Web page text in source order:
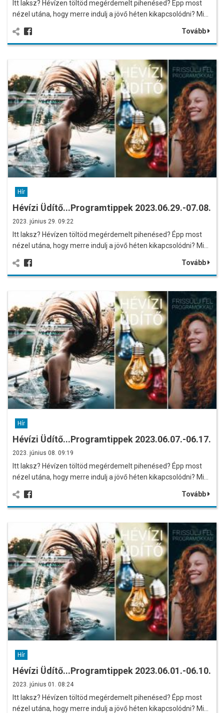
Itt laksz? Hévízen töltöd megérdemelt pihenésed? Épp most
nézel utána, hogy merre indulj a jövő héten kikapcsolódni? Mi…
Tovább
Hír
Hévízi Üdítő...Programtippek 2023.06.29.-07.08.
2023. június 29. 09:22
Itt laksz? Hévízen töltöd megérdemelt pihenésed? Épp most
nézel utána, hogy merre indulj a jövő héten kikapcsolódni? Mi…
Tovább
Hír
Hévízi Üdítő...Programtippek 2023.06.07.-06.17.
2023. június 08. 09:19
Itt laksz? Hévízen töltöd megérdemelt pihenésed? Épp most
nézel utána, hogy merre indulj a jövő héten kikapcsolódni? Mi…
Tovább
Hír
Hévízi Üdítő...Programtippek 2023.06.01.-06.10.
2023. június 01. 08:24
Itt laksz? Hévízen töltöd megérdemelt pihenésed? Épp most
nézel utána, hogy merre indulj a jövő héten kikapcsolódni? Mi…